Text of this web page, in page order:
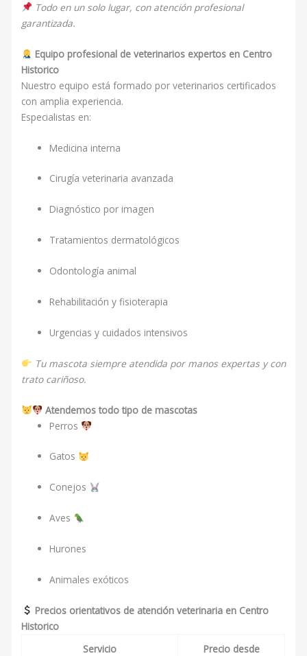
Todo en un solo lugar, con atención profesional
garantizada.
Equipo profesional de veterinarios expertos en Centro
Historico
Nuestro equipo está formado por veterinarios certificados
con amplia experiencia.
Especialistas en:
Medicina interna
Cirugía veterinaria avanzada
Diagnóstico por imagen
Tratamientos dermatológicos
Odontología animal
Rehabilitación y fisioterapia
Urgencias y cuidados intensivos
Tu mascota siempre atendida por manos expertas y con
trato cariñoso.
Atendemos todo tipo de mascotas
Perros
Gatos
Conejos
Aves
Hurones
Animales exóticos
Precios orientativos de atención veterinaria en Centro
Historico
Servicio
Precio desde